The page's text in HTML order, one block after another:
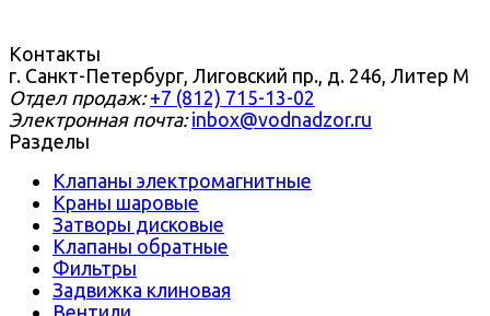
Контакты
г. Санкт-Петербург, Лиговский пр., д. 246, Литер М
Отдел продаж: +7 (812) 715-13-02
Электронная почта: inbox@vodnadzor.ru
Разделы
Клапаны электромагнитные
Краны шаровые
Затворы дисковые
Клапаны обратные
Фильтры
Задвижка клиновая
Вентили